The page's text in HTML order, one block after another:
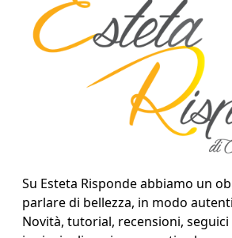
Su Esteta Risponde abbiamo un
parlare di bellezza, in modo
Novità, tutorial, recensioni,